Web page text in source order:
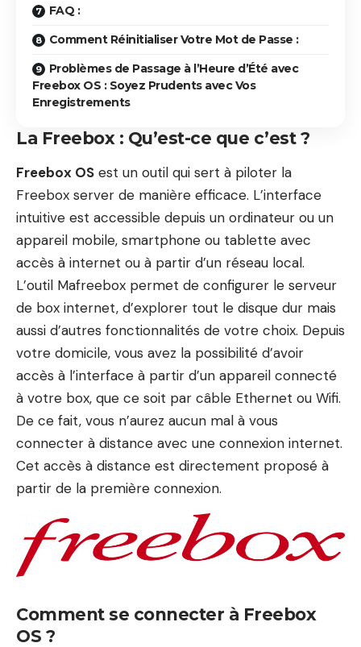
FAQ :
Comment Réinitialiser Votre Mot de Passe :
Problèmes de Passage à l’Heure d’Été avec
Freebox OS : Soyez Prudents avec Vos
Enregistrements
La Freebox : Qu’est-ce que c’est ?
Freebox OS est un outil qui sert à piloter la
Freebox server de manière efficace. L’interface
intuitive est accessible depuis un ordinateur ou un
appareil mobile, smartphone ou tablette avec
accès à internet ou à partir d’un réseau local.
L’outil Mafreebox permet de configurer le serveur
de box internet, d’explorer tout le disque dur mais
aussi d’autres fonctionnalités de votre choix. Depuis
votre domicile, vous avez la possibilité d’avoir
accès à l’interface à partir d’un appareil connecté
à votre box, que ce soit par câble Ethernet ou Wifi.
De ce fait, vous n’aurez aucun mal à vous
connecter à distance avec une connexion internet.
Cet accès à distance est directement proposé à
partir de la première connexion.
Comment se connecter à Freebox
OS ?